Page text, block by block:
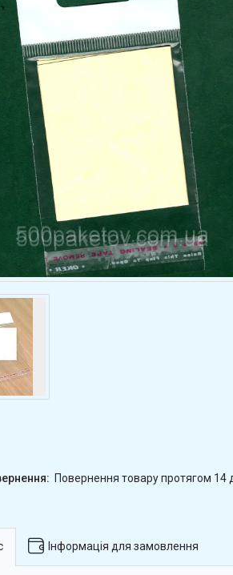
повернення товару протягом 14
Інформація для замовлення